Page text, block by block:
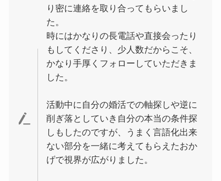
り密に連絡を取り合ってもらいまし
た。
時にはかなりの長電話や直接会ったり
もしてくださり、少人数だからこそ、
かなり手厚くフォローしていただきま
した。
活動中に自分の婚活での軸探しや逆に
削ぎ落としていき自分の本当の条件探
しもしたのですが、うまく言語化出来
ない部分を一緒に考えてもらえたおか
げで視界が広がりました。